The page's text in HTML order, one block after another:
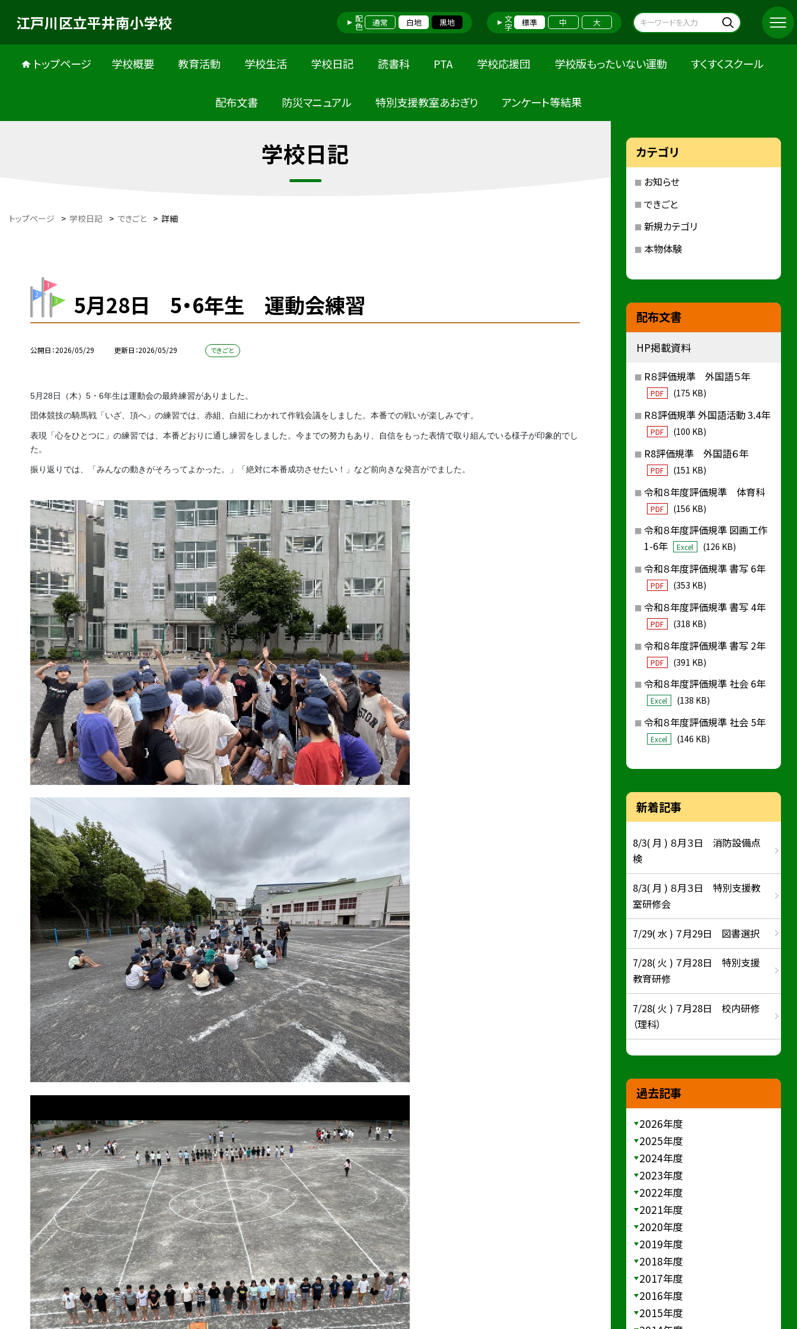
江戸川区立平井南小学校 配色 通常 白地 黒地 文字 標準 中 大
トップページ 学校概要 教育活動 学校生活 学校日記 読書科 PTA 学校応援団 学校版もったいない運動 すくすくスクール
配布文書 防災マニュアル 特別支援教室あおぎり アンケート等結果
学校日記
トップページ > 学校日記 > できごと > 詳細
5月28日 5・6年生 運動会練習
公開日 2026/05/29 更新日 2026/05/29 できごと
5月28日（木）5・6年生は運動会の最終練習がありました。
団体競技の騎馬戦「いざ、頂へ」の練習では、赤組、白組にわかれて作戦会議をしました。本番での戦いが楽しみです。
表現「心をひとつに」の練習では、本番どおりに通し練習をしました。今までの努力もあり、自信をもった表情で取り組んでいる様子が印象的でし
た。
振り返りでは、「みんなの動きがそろってよかった。」「絶対に本番成功させたい！」など前向きな発言がでました。
カテゴリ
お知らせ
できごと
新規カテゴリ
本物体験
配布文書
HP掲載資料
R８評価規準 外国語５年
PDF (175 KB)
R８評価規準 外国語活動 3.4年
PDF (100 KB)
R8評価規準 外国語６年
PDF (151 KB)
令和８年度評価規準 体育科
PDF (156 KB)
令和８年度評価規準 図画工作
1-6年
Excel (126 KB)
令和８年度評価規準 書写 6年
PDF (353 KB)
令和８年度評価規準 書写 4年
PDF (318 KB)
令和８年度評価規準 書写 2年
PDF (391 KB)
令和８年度評価規準 社会 6年
Excel (138 KB)
令和８年度評価規準 社会 5年
Excel (146 KB)
新着記事
8/3( 月 ) ８月３日 消防設備点
検
8/3( 月 ) ８月３日 特別支援教
室研修会
7/29( 水 ) ７月29日 図書選択
7/28( 火 ) ７月28日 特別支援
教育研修
7/28( 火 ) ７月28日 校内研修
（理科）
過去記事
2026年度
2025年度
2024年度
2023年度
2022年度
2021年度
2020年度
2019年度
2018年度
2017年度
2016年度
2015年度